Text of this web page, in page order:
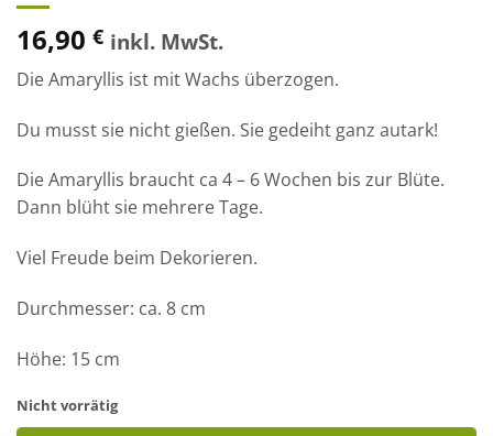
16,90 € inkl. MwSt.
Die Amaryllis ist mit Wachs überzogen.
Du musst sie nicht gießen. Sie gedeiht ganz autark!
Die Amaryllis braucht ca 4 – 6 Wochen bis zur Blüte.
Dann blüht sie mehrere Tage.
Viel Freude beim Dekorieren.
Durchmesser: ca. 8 cm
Höhe: 15 cm
Nicht vorrätig